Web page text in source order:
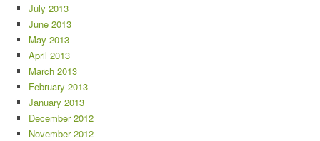
July 2013
June 2013
May 2013
April 2013
March 2013
February 2013
January 2013
December 2012
November 2012